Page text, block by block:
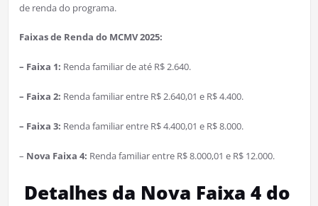
de renda do programa.
Faixas de Renda do MCMV 2025:
– Faixa 1: Renda familiar de até R$ 2.640.
– Faixa 2: Renda familiar entre R$ 2.640,01 e R$ 4.400.
– Faixa 3: Renda familiar entre R$ 4.400,01 e R$ 8.000.
– Nova Faixa 4: Renda familiar entre R$ 8.000,01 e R$ 12.000.
Detalhes da Nova Faixa 4 do